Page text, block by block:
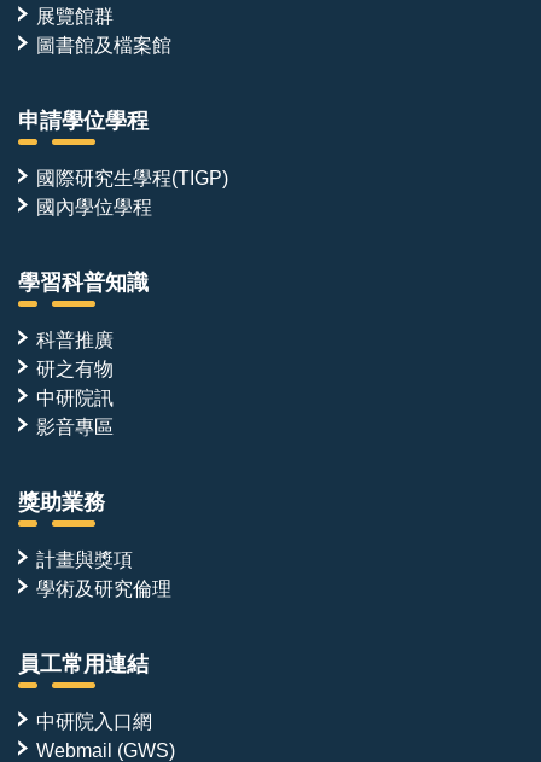
展覽館群
圖書館及檔案館
申請學位學程
國際研究生學程(TIGP)
國內學位學程
學習科普知識
科普推廣
研之有物
中研院訊
影音專區
獎助業務
計畫與獎項
學術及研究倫理
員工常用連結
中研院入口網
Webmail (GWS)